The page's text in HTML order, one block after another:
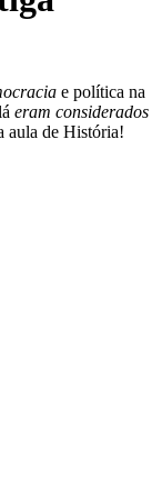
e política na
eram considerados
aula de História!